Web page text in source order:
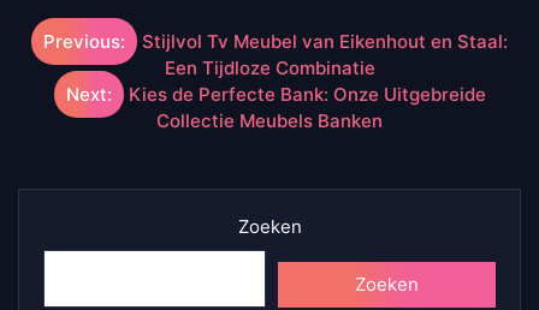
Berichtnavigatie
Previous:
Stijlvol Tv Meubel van Eikenhout en Staal:
Een Tijdloze Combinatie
Next:
Kies de Perfecte Bank: Onze Uitgebreide
Collectie Meubels Banken
Zoeken
Zoeken